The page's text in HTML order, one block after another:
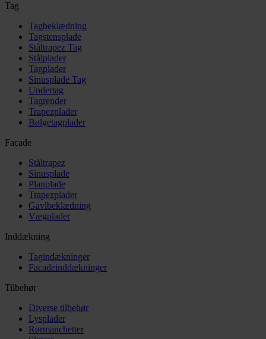
Tag
Tagbeklædning
Tagstensplade
Ståltrapez Tag
Stålplader
Tagplader
Sinusplade Tag
Undertag
Tagrender
Trapezplader
Bølgetagplader
Facade
Ståltrapez
Sinusplade
Planplade
Trapezplader
Gavlbeklædning
Vægplader
Inddækning
Tagindækninger
Facadeinddækninger
Tilbehør
Diverse tilbehør
Lysplader
Rørmanchetter